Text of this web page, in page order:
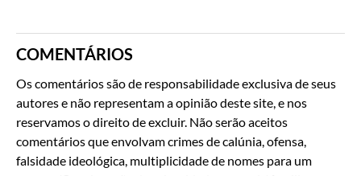
COMENTÁRIOS
Os comentários são de responsabilidade exclusiva de seus
autores e não representam a opinião deste site, e nos
reservamos o direito de excluir. Não serão aceitos
comentários que envolvam crimes de calúnia, ofensa,
falsidade ideológica, multiplicidade de nomes para um